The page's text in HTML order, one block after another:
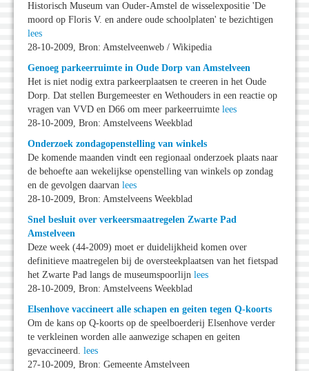
Historisch Museum van Ouder-Amstel de wisselexpositie 'De
moord op Floris V. en andere oude schoolplaten' te bezichtigen
lees
28-10-2009, Bron: Amstelveenweb / Wikipedia
Genoeg parkeerruimte in Oude Dorp van Amstelveen
Het is niet nodig extra parkeerplaatsen te creeren in het Oude
Dorp. Dat stellen Burgemeester en Wethouders in een reactie op
vragen van VVD en D66 om meer parkeerruimte lees
28-10-2009, Bron: Amstelveens Weekblad
Onderzoek zondagopenstelling van winkels
De komende maanden vindt een regionaal onderzoek plaats naar
de behoefte aan wekelijkse openstelling van winkels op zondag
en de gevolgen daarvan lees
28-10-2009, Bron: Amstelveens Weekblad
Snel besluit over verkeersmaatregelen Zwarte Pad
Amstelveen
Deze week (44-2009) moet er duidelijkheid komen over
definitieve maatregelen bij de oversteekplaatsen van het fietspad
het Zwarte Pad langs de museumspoorlijn lees
28-10-2009, Bron: Amstelveens Weekblad
Elsenhove vaccineert alle schapen en geiten tegen Q-koorts
Om de kans op Q-koorts op de speelboerderij Elsenhove verder
te verkleinen worden alle aanwezige schapen en geiten
gevaccineerd. lees
27-10-2009, Bron: Gemeente Amstelveen